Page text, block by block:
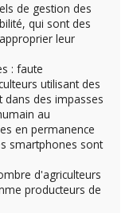
de gestion des
qui sont des
leur
: faute
utilisant des
dans des impasses
au
en permanence
smartphones sont
d'agriculteurs
producteurs de